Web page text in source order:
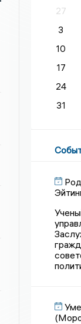
27
3
10
17
24
31